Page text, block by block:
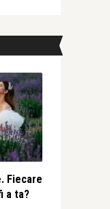
Fiecare
a ta?